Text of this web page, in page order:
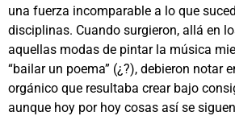
una fuerza incomparable a lo que
disciplinas. Cuando surgieron, allá en
aquellas modas de pintar la música
“bailar un poema” (¿?), debieron notar
orgánico que resultaba crear bajo
aunque hoy por hoy cosas así se